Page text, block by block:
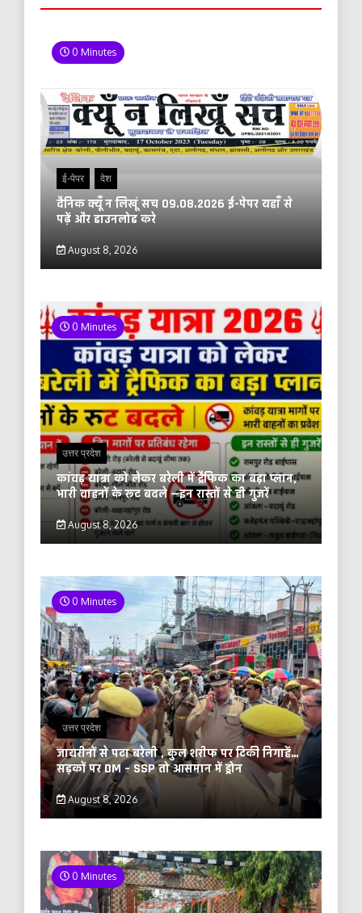
0 Minutes
ई-पेपर देश
दैनिक क्यूँ न लिखूं सच 09.08.2026 ई-पेपर यहाँ से
पढ़ें और डाउनलोड करे
August 8, 2026
0 Minutes
उत्तर प्रदेश
कांवड़ यात्रा को लेकर बरेली में ट्रैफिक का बड़ा प्लान,
भारी वाहनों के रूट बदले —इन रास्तों से ही गुजरें
August 8, 2026
0 Minutes
उत्तर प्रदेश
जायरीनों से पटा बरेली , कुल शरीफ पर टिकी निगाहें…
सड़कों पर DM – SSP तो आसमान में ड्रोन
August 8, 2026
0 Minutes